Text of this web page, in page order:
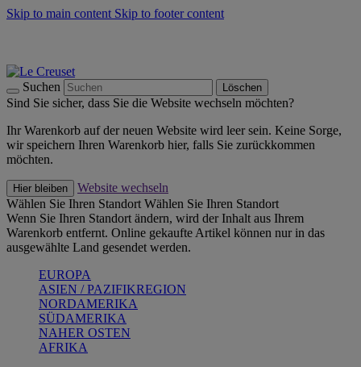
Skip to main content Skip to footer content
Suchen Löschen
Sind Sie sicher, dass Sie die Website wechseln möchten?
Ihr Warenkorb auf der neuen Website wird leer sein. Keine Sorge,
wir speichern Ihren Warenkorb hier, falls Sie zurückkommen
möchten.
Hier bleiben
Website wechseln
Wählen Sie Ihren Standort Wählen Sie Ihren Standort
Wenn Sie Ihren Standort ändern, wird der Inhalt aus Ihrem
Warenkorb entfernt. Online gekaufte Artikel können nur in das
ausgewählte Land gesendet werden.
EUROPA
ASIEN / PAZIFIKREGION
NORDAMERIKA
SÜDAMERIKA
NAHER OSTEN
AFRIKA